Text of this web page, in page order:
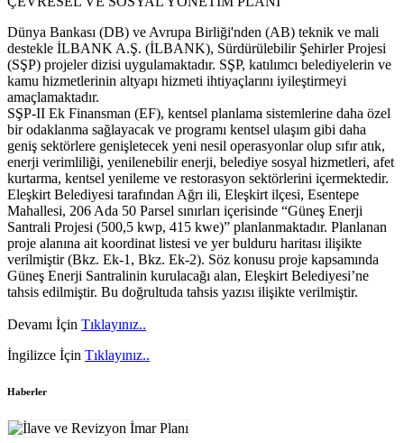
Dünya Bankası (DB) ve Avrupa Birliği'nden (AB) teknik ve mali
destekle İLBANK A.Ş. (İLBANK), Sürdürülebilir Şehirler Projesi
(SŞP) projeler dizisi uygulamaktadır. SŞP, katılımcı belediyelerin ve
kamu hizmetlerinin altyapı hizmeti ihtiyaçlarını iyileştirmeyi
amaçlamaktadır.
SŞP-II Ek Finansman (EF), kentsel planlama sistemlerine daha özel
bir odaklanma sağlayacak ve programı kentsel ulaşım gibi daha
geniş sektörlere genişletecek yeni nesil operasyonlar olup sıfır atık,
enerji verimliliği, yenilenebilir enerji, belediye sosyal hizmetleri, afet
kurtarma, kentsel yenileme ve restorasyon sektörlerini içermektedir.
Eleşkirt Belediyesi tarafından Ağrı ili, Eleşkirt ilçesi, Esentepe
Mahallesi, 206 Ada 50 Parsel sınırları içerisinde “Güneş Enerji
Santrali Projesi (500,5 kwp, 415 kwe)” planlanmaktadır. Planlanan
proje alanına ait koordinat listesi ve yer bulduru haritası ilişikte
verilmiştir (Bkz. Ek-1, Bkz. Ek-2). Söz konusu proje kapsamında
Güneş Enerji Santralinin kurulacağı alan, Eleşkirt Belediyesi’ne
tahsis edilmiştir. Bu doğrultuda tahsis yazısı ilişikte verilmiştir.
Devamı İçin Tıklayınız..
İngilizce İçin Tıklayınız..
Haberler